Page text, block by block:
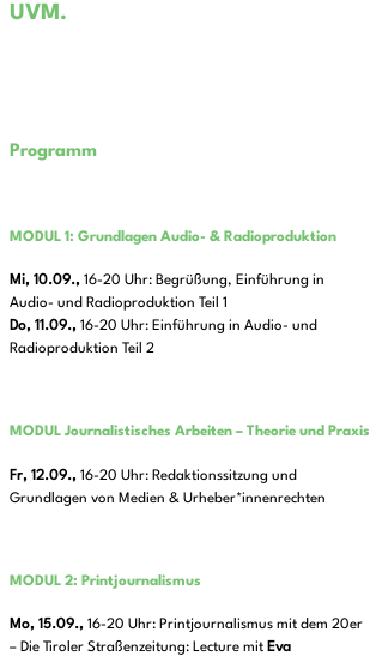
UVM.
Programm
MODUL 1: Grundlagen Audio- & Radioproduktion
Mi, 10.09., 16-20 Uhr: Begrüßung, Einführung in
Audio- und Radioproduktion Teil 1
Do, 11.09., 16-20 Uhr: Einführung in Audio- und
Radioproduktion Teil 2
MODUL Journalistisches Arbeiten – Theorie und Praxis
Fr, 12.09., 16-20 Uhr: Redaktionssitzung und
Grundlagen von Medien & Urheber*innenrechten
MODUL 2: Printjournalismus
Mo, 15.09., 16-20 Uhr: Printjournalismus mit dem 20er
– Die Tiroler Straßenzeitung: Lecture mit Eva